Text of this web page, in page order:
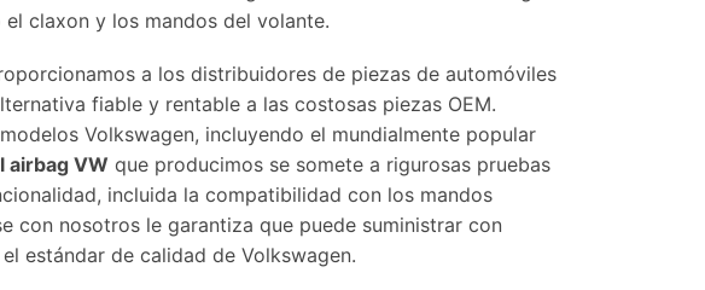
claxon y los mandos del volante.
a los distribuidores de piezas de automóviles
fiable y rentable a las costosas piezas OEM.
Volkswagen, incluyendo el mundialmente popular
airbag VW que producimos se somete a rigurosas pruebas
incluida la compatibilidad con los mandos
con nosotros le garantiza que puede suministrar con
estándar de calidad de Volkswagen.